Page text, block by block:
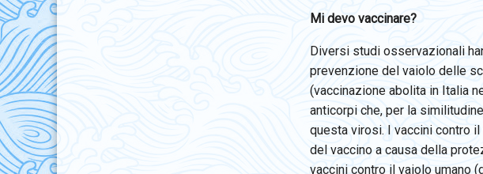
Mi devo vaccinare?
Diversi studi osservazionali
prevenzione del vaiolo delle
(vaccinazione abolita in Italia
anticorpi che, per la
questa virosi. I vaccini contro
del vaccino a causa della
vaccini contro il vaiolo umano